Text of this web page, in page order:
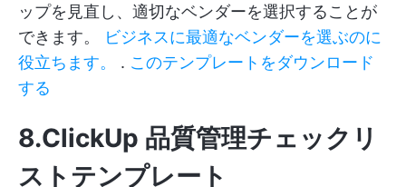
ップを見直し、適切なベンダーを選択することが
できます。
ビジネスに最適なベンダーを選ぶのに
役立ちます。
. このテンプレートをダウンロード
する
8.ClickUp 品質管理チェックリ
ストテンプレート